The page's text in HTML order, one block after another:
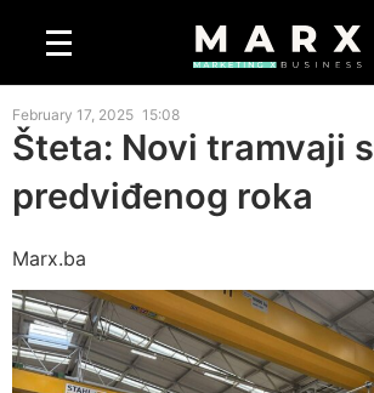
February 17, 2025 15:08
Šteta: Novi tramvaji
predviđenog roka
Marx.ba